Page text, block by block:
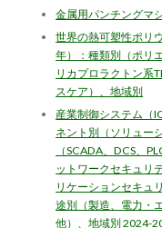
金属用パンチングマ
世界の熱可塑性ポリ
年）：種類別（ポリ
リカプロラクトン系
スケア）、地域別
産業制御システム（
ネント別（ソリュー
（SCADA、DCS、
ットワークセキュリ
リケーションセキュ
途別（製造、電力・
他）、地域別 2024-